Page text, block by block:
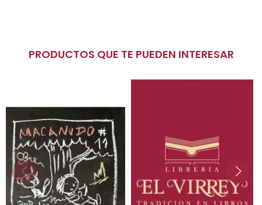
PRODUCTOS QUE TE PUEDEN INTERESAR